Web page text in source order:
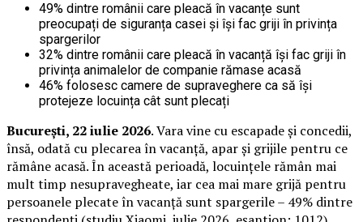
49% dintre românii care pleacă în vacanțe sunt
preocupați de siguranța casei și își fac griji în privința
spargerilor
32% dintre românii care pleacă în vacanță își fac griji în
privința animalelor de companie rămase acasă
46% folosesc camere de supraveghere ca să își
protejeze locuința cât sunt plecați
București, 22 iulie 2026. Vara vine cu escapade și concedii,
însă, odată cu plecarea în vacanță, apar și grijile pentru ce
rămâne acasă. În această perioadă, locuințele rămân mai
mult timp nesupravegheate, iar cea mai mare grijă pentru
persoanele plecate în vacanță sunt spargerile – 49% dintre